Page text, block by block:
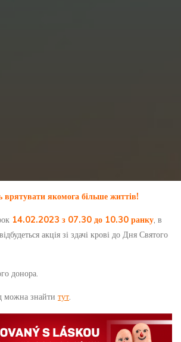
врятувати якомога більше життів!
14.02.2023 з 07.30 до 10.30 ранку, в
відбудеться акція зі здачі крові до Дня Святого
донора.
можна знайтитут.